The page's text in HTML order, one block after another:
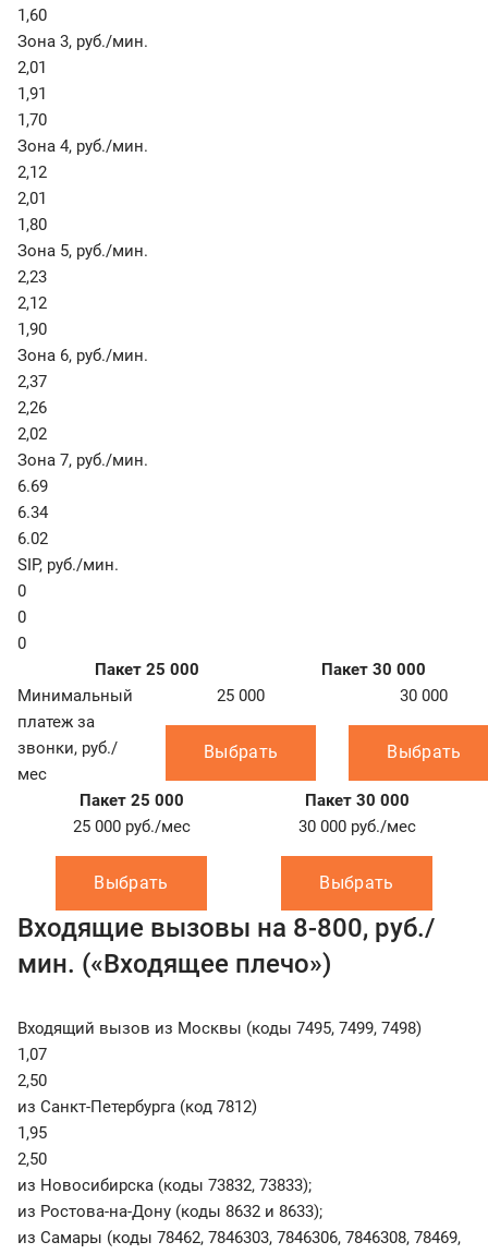
1,60
Зона 3, руб./мин.
2,01
1,91
1,70
Зона 4, руб./мин.
2,12
2,01
1,80
Зона 5, руб./мин.
2,23
2,12
1,90
Зона 6, руб./мин.
2,37
2,26
2,02
Зона 7, руб./мин.
6.69
6.34
6.02
SIP, руб./мин.
0
0
0
Пакет 25 000
Пакет 30 000
Минимальный
платеж за
звонки, руб./
мес
25 000
Выбрать
30 000
Выбрать
Пакет 25 000
25 000 руб./мес
Выбрать
Пакет 30 000
30 000 руб./мес
Выбрать
Входящие вызовы на 8-800, руб./
мин. («Входящее плечо»)
Входящий вызов из Москвы (коды 7495, 7499, 7498)
1,07
2,50
из Санкт-Петербурга (код 7812)
1,95
2,50
из Новосибирска (коды 73832, 73833);
из Ростова-на-Дону (коды 8632 и 8633);
из Самары (коды 78462, 7846303, 7846306, 7846308, 78469,